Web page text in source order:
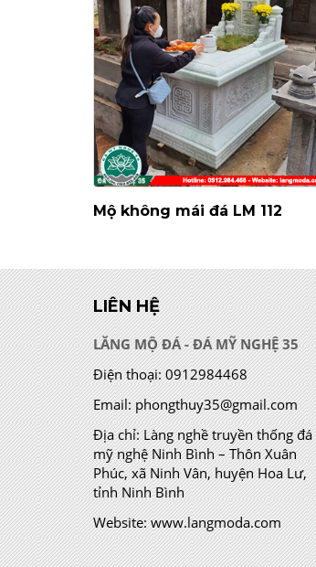
Mộ không mái đá LM 112
LIÊN HỆ
LĂNG MỘ ĐÁ - ĐÁ MỸ NGHỆ 35
Điện thoại: 0912984468
Email: phongthuy35@gmail.com
Địa chỉ:Làng nghề truyền thống đá
mỹ nghệ Ninh Bình – Thôn Xuân
Phúc, xã Ninh Vân, huyện Hoa Lư,
tỉnh Ninh Bình
Website: www.langmoda.com